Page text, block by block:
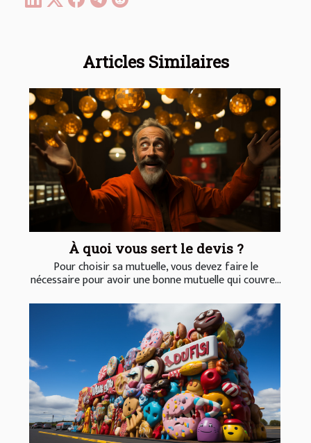
Articles Similaires
À quoi vous sert le devis ?
Pour choisir sa mutuelle, vous devez faire le
nécessaire pour avoir une bonne mutuelle qui couvre...